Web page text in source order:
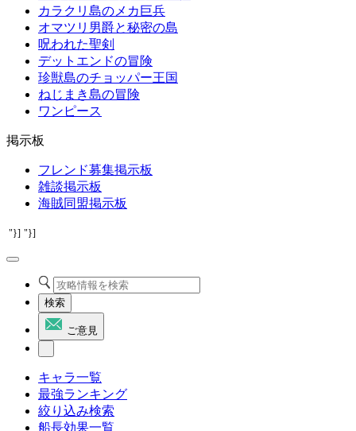
カラクリ島のメカ巨兵
オマツリ男爵と秘密の島
呪われた聖剣
デットエンドの冒険
珍獣島のチョッパー王国
ねじまき島の冒険
ワンピース
掲示板
フレンド募集掲示板
雑談掲示板
海賊同盟掲示板
"}] "}]
検索
ご意見
キャラ一覧
最強ランキング
絞り込み検索
船長効果一覧